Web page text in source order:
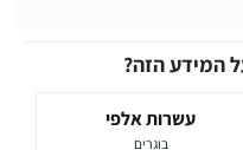
המידע הזה?
עשרות אלפי
בוגרים